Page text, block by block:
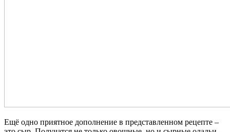
Ещё одно приятное дополнение в представленном рецепте –